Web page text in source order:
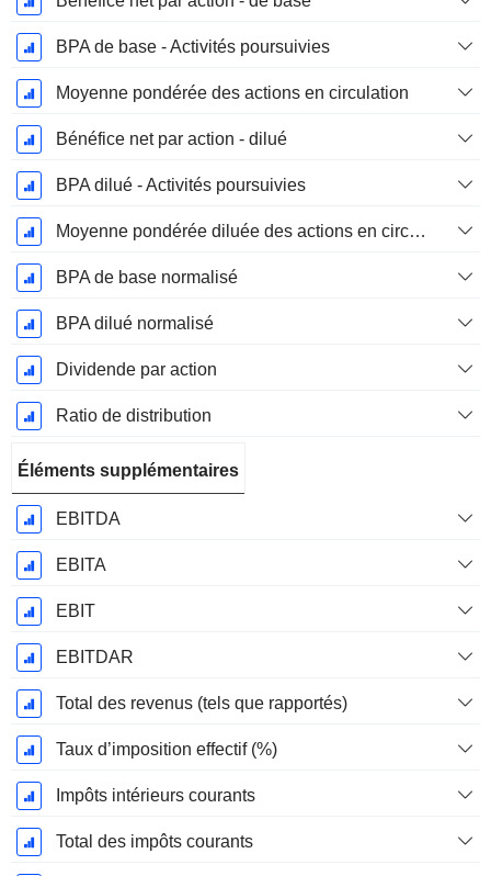
BPA de base - Activités poursuivies
Moyenne pondérée des actions en circulation
Bénéfice net par action - dilué
BPA dilué - Activités poursuivies
Moyenne pondérée diluée des actions en circulation
BPA de base normalisé
BPA dilué normalisé
Dividende par action
Ratio de distribution
Éléments supplémentaires
EBITDA
EBITA
EBIT
EBITDAR
Total des revenus (tels que rapportés)
Taux d’imposition effectif (%)
Impôts intérieurs courants
Total des impôts courants